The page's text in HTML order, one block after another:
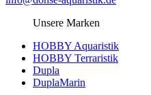
Unsere Marken
HOBBY Aquaristik
HOBBY Terraristik
Dupla
DuplaMarin